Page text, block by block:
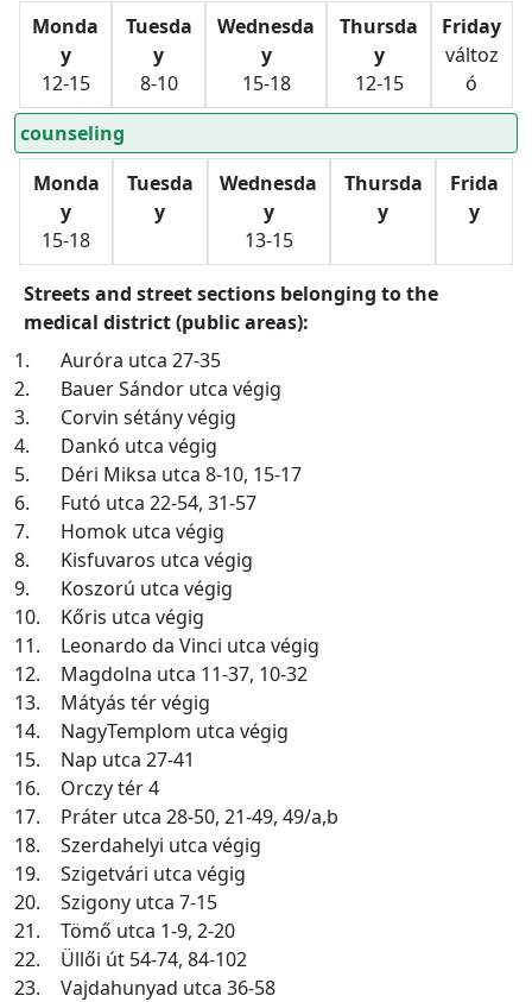
Monda
y
12-15
Tuesda
y
8-10
Wednesda
y
15-18
Thursda
y
12-15
Friday
változ
ó
counseling
Monda
y
15-18
Tuesda
y
Wednesda
y
13-15
Thursda
y
Frida
y
Streets and street sections belonging to the
medical district (public areas):
1.
Auróra utca 27-35
2.
Bauer Sándor utca végig
3.
Corvin sétány végig
4.
Dankó utca végig
5.
Déri Miksa utca 8-10, 15-17
6.
Futó utca 22-54, 31-57
7.
Homok utca végig
8.
Kisfuvaros utca végig
9.
Koszorú utca végig
10.
Kőris utca végig
11.
Leonardo da Vinci utca végig
12.
Magdolna utca 11-37, 10-32
13.
Mátyás tér végig
14.
NagyTemplom utca végig
15.
Nap utca 27-41
16.
Orczy tér 4
17.
Práter utca 28-50, 21-49, 49/a,b
18.
Szerdahelyi utca végig
19.
Szigetvári utca végig
20.
Szigony utca 7-15
21.
Tömő utca 1-9, 2-20
22.
Üllői út 54-74, 84-102
23.
Vajdahunyad utca 36-58